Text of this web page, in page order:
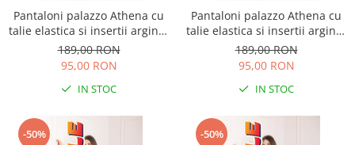
Pantaloni palazzo Athena cu
talie elastica si insertii argintii
- Alb
189,00 RON
95,00 RON
IN STOC
Pantaloni palazzo Athena cu
talie elastica si insertii argintii
- Bleu
189,00 RON
95,00 RON
IN STOC
-50% -50%